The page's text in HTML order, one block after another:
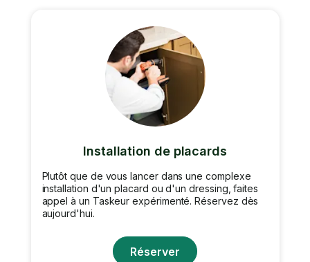
Installation de placards
Plutôt que de vous lancer dans une complexe
installation d'un placard ou d'un dressing, faites
appel à un Taskeur expérimenté. Réservez dès
aujourd'hui.
Réserver